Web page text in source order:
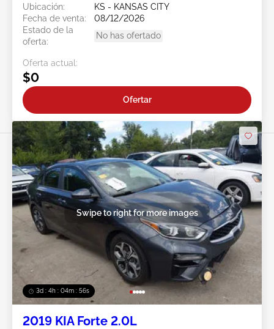
Ubicación:
KS - KANSAS CITY
Fecha de venta:
08/12/2026
Estado de la
oferta:
No has ofertado
Oferta actual:
$0
Ofertar
3d : 4h : 04m : 53s
Swipe to right for more images
2019 KIA Forte 2.0L